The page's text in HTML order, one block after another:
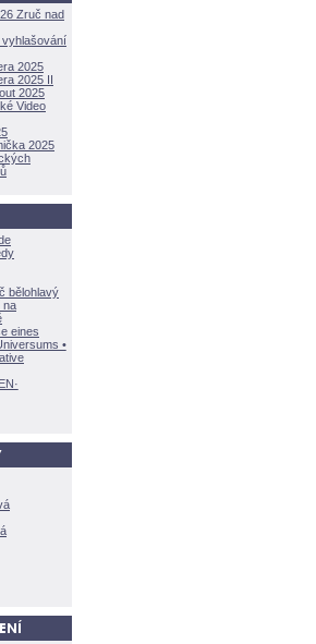
Zruč nad
vyhlašování
2025
2025 II
2025
Video
2025
bělohlavý
na
eines
•
·